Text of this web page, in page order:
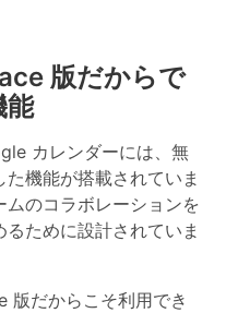
版だからで
能
カレンダーには、無
機能が搭載されていま
のコラボレーションを
ために設計されていま
版だからこそ利用でき